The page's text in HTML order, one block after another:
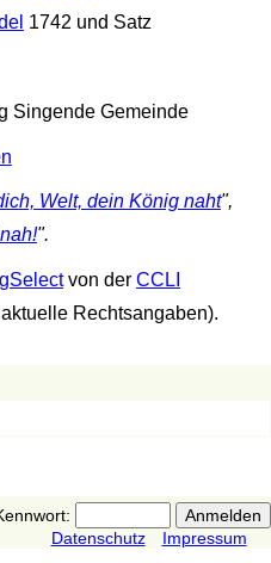
1742 und Satz
Singende Gemeinde
Welt, dein König naht",
".
von der CCLI
Rechtsangaben).
Datenschutz
Impressum